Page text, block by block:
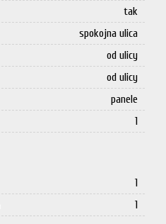
tak
spokojna ulica
od ulicy
od ulicy
panele
1
1
1